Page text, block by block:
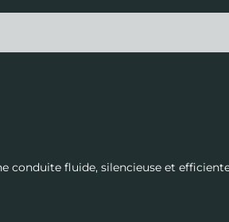
conduite fluide, silencieuse et